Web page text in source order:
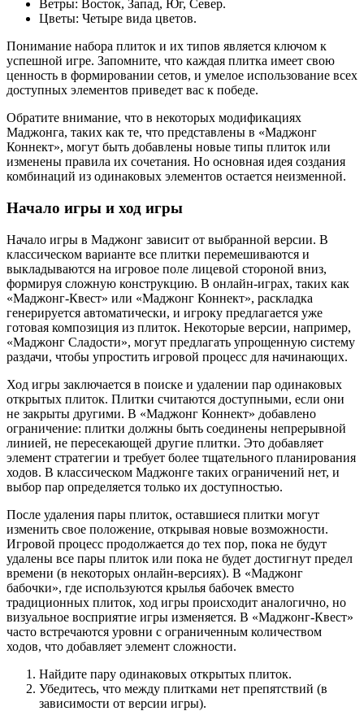
Ветры: Восток, Запад, Юг, Север.
Цветы: Четыре вида цветов.
Понимание набора плиток и их типов является ключом к
успешной игре. Запомните, что каждая плитка имеет свою
ценность в формировании сетов, и умелое использование всех
доступных элементов приведет вас к победе.
Обратите внимание, что в некоторых модификациях
Маджонга, таких как те, что представлены в «Маджонг
Коннект», могут быть добавлены новые типы плиток или
изменены правила их сочетания. Но основная идея создания
комбинаций из одинаковых элементов остается неизменной.
Начало игры и ход игры
Начало игры в Маджонг зависит от выбранной версии. В
классическом варианте все плитки перемешиваются и
выкладываются на игровое поле лицевой стороной вниз,
формируя сложную конструкцию. В онлайн-играх, таких как
«Маджонг-Квест» или «Маджонг Коннект», раскладка
генерируется автоматически, и игроку предлагается уже
готовая композиция из плиток. Некоторые версии, например,
«Маджонг Сладости», могут предлагать упрощенную систему
раздачи, чтобы упростить игровой процесс для начинающих.
Ход игры заключается в поиске и удалении пар одинаковых
открытых плиток. Плитки считаются доступными, если они
не закрыты другими. В «Маджонг Коннект» добавлено
ограничение: плитки должны быть соединены непрерывной
линией, не пересекающей другие плитки. Это добавляет
элемент стратегии и требует более тщательного планирования
ходов. В классическом Маджонге таких ограничений нет, и
выбор пар определяется только их доступностью.
После удаления пары плиток, оставшиеся плитки могут
изменить свое положение, открывая новые возможности.
Игровой процесс продолжается до тех пор, пока не будут
удалены все пары плиток или пока не будет достигнут предел
времени (в некоторых онлайн-версиях). В «Маджонг
бабочки», где используются крылья бабочек вместо
традиционных плиток, ход игры происходит аналогично, но
визуальное восприятие игры изменяется. В «Маджонг-Квест»
часто встречаются уровни с ограниченным количеством
ходов, что добавляет элемент сложности.
Найдите пару одинаковых открытых плиток.
Убедитесь, что между плитками нет препятствий (в
зависимости от версии игры).